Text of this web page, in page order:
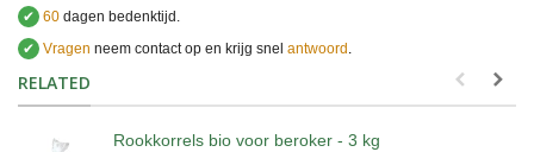
✔ 60 dagen bedenktijd.
✔ Vragen neem contact op en krijg snel antwoord .
RELATED
Rookkorrels bio voor beroker - 3 kg